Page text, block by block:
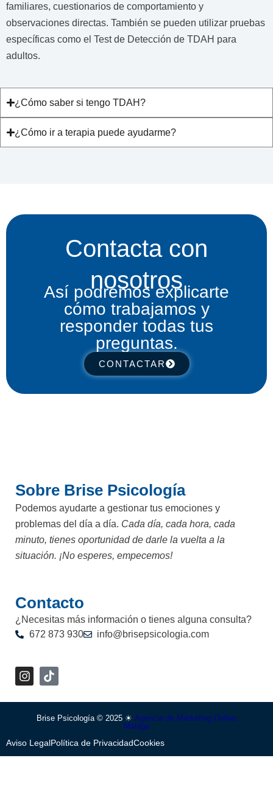
familiares, cuestionarios de comportamiento y
observaciones directas. También se pueden utilizar pruebas
específicas como el Test de Detección de TDAH para
adultos.
¿Cómo saber si tengo TDAH?
¿Cómo ir a terapia puede ayudarme?
Contacta con
nosotros
Así podremos explicarte
cómo trabajamos y
responder todas tus
preguntas.
CONTACTAR
Sobre Brise Psicología
Podemos ayudarte a gestionar tus emociones y
problemas del día a día. Cada día, cada hora, cada
minuto, tienes oportunidad de darle la vuelta a la
situación. ¡No esperes, empecemos!
Contacto
¿Necesitas más información o tienes alguna consulta?
672 873 930
info@brisepsicologia.com
I
n
t
r
a
Brise Psicología © 2025 ☀ Agencia de Marketing Online
Málaga
Aviso LegalPolítica de PrivacidadCookies